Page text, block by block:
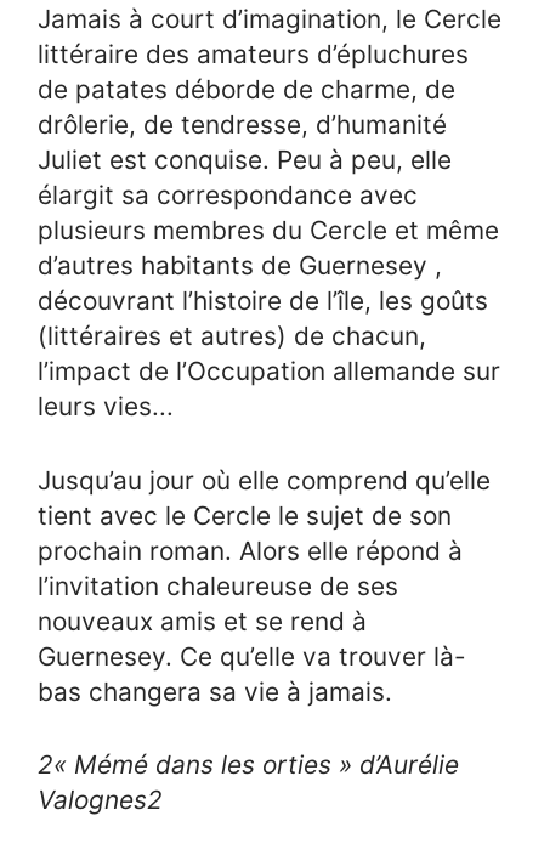
Jamais à court d’imagination, le Cercle
littéraire des amateurs d’épluchures
de patates déborde de charme, de
drôlerie, de tendresse, d’humanité
Juliet est conquise. Peu à peu, elle
élargit sa correspondance avec
plusieurs membres du Cercle et même
d’autres habitants de Guernesey ,
découvrant l’histoire de l’île, les goûts
(littéraires et autres) de chacun,
l’impact de l’Occupation allemande sur
leurs vies...
Jusqu’au jour où elle comprend qu’elle
tient avec le Cercle le sujet de son
prochain roman. Alors elle répond à
l’invitation chaleureuse de ses
nouveaux amis et se rend à
Guernesey. Ce qu’elle va trouver là-
bas changera sa vie à jamais.
2« Mémé dans les orties » d’Aurélie
Valognes2